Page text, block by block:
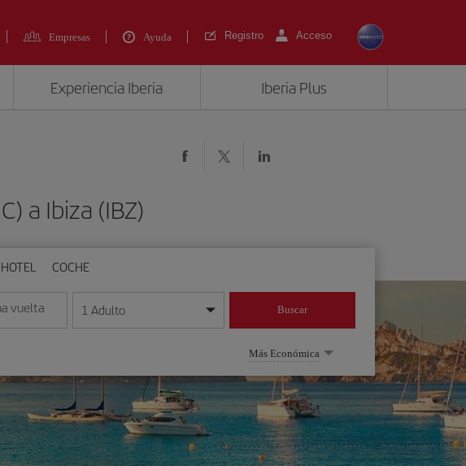
Empresas Ayuda Registro Acceso
Experiencia Iberia Iberia Plus
a Ibiza (IBZ)
HOTEL COCHE
mes/año
vuelta
la fecha en formato día/mes/año
1 Adulto Buscar
Más Económica